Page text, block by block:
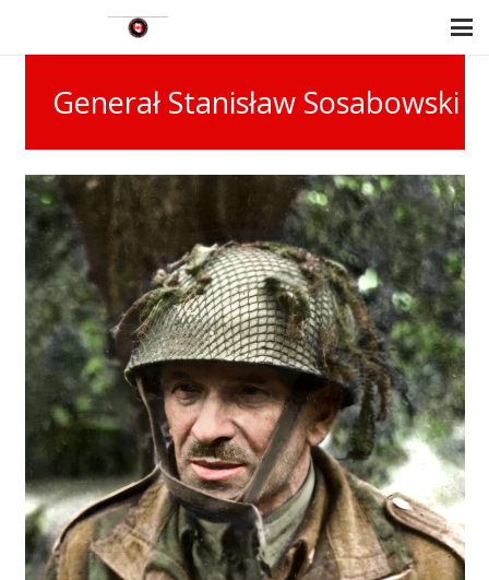
Generał Stanisław Sosabowski